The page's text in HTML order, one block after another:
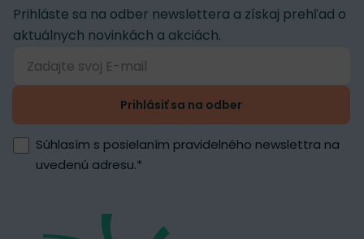
Prihláste sa na odber newslettera a získaj prehľad o
aktuálnych novinkách a akciách.
Prihlásiť sa na odber
Súhlasím s posielaním pravidelného newslettra na
uvedenú adresu.*